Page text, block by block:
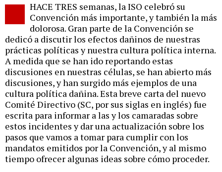
HACE TRES semanas, la ISO celebró su
Convención más importante, y también la más
dolorosa. Gran parte de la Convención se
dedicó a discutir los efectos dañinos de nuestras
prácticas políticas y nuestra cultura política interna.
A medida que se han ido reportando estas
discusiones en nuestras células, se han abierto más
discusiones, y han surgido más ejemplos de una
cultura política dañina. Esta breve carta del nuevo
Comité Directivo (SC, por sus siglas en inglés) fue
escrita para informar a las y los camaradas sobre
estos incidentes y dar una actualización sobre los
pasos que vamos a tomar para cumplir con los
mandatos emitidos por la Convención, y al mismo
tiempo ofrecer algunas ideas sobre cómo proceder.